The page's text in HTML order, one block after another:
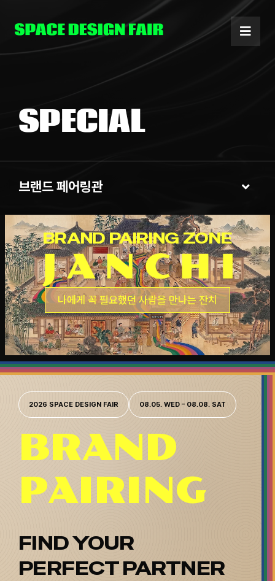
content
SPECIAL
브랜드 페어링관
브랜드 페어링관
APSDA 특별관
해외소싱관
더헤리티지 특별전
BRAND PAIRING ZONE
나에게 꼭 필요했던 사람을 만나는 잔치
2026 SPACE DESIGN FAIR 08.05. WED – 08.08. SAT
BRAND
PAIRING
FIND YOUR
PERFECT PARTNER